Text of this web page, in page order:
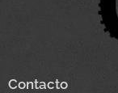
Contacto